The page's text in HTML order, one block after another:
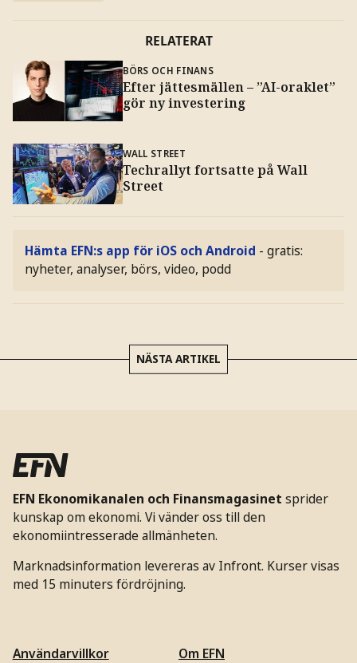
RELATERAT
BÖRS OCH FINANS
Efter jättesmällen – ”AI-oraklet”
gör ny investering
WALL STREET
Techrallyt fortsatte på Wall
Street
Hämta EFN:s app för iOS och Android - gratis:
nyheter, analyser, börs, video, podd
NÄSTA ARTIKEL
EFN Ekonomikanalen och Finansmagasinet sprider
kunskap om ekonomi. Vi vänder oss till den
ekonomiintresserade allmänheten.
Marknadsinformation levereras av Infront. Kurser visas
med 15 minuters fördröjning.
Användarvillkor
Om EFN